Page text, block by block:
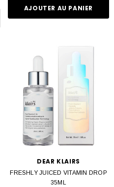
AJOUTER AU PANIER
DEAR KLAIRS
FRESHLY JUICED VITAMIN DROP
35ML